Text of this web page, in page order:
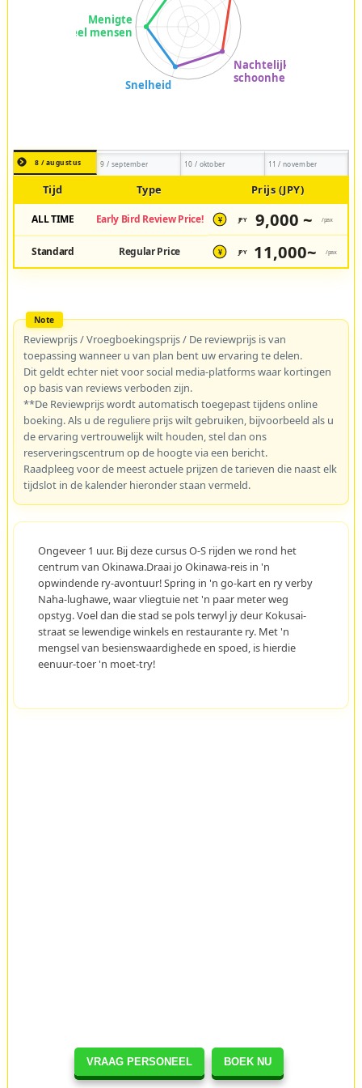
VRAAG PERSONEEL BOEK NU
8 / augustus 9 / september 10 / oktober 11 / november
Tijd Type Prijs (JPY)
ALL TIME Early Bird Review Price! ¥ JPY 9,000 ~ /pax
Standard Regular Price ¥ JPY 11,000~ /pax
Reviewprijs / Vroegboekingsprijs / De reviewprijs is van
toepassing wanneer u van plan bent uw ervaring te delen.
Dit geldt echter niet voor social media-platforms waar kortingen
op basis van reviews verboden zijn.
**De Reviewprijs wordt automatisch toegepast tijdens online
boeking. Als u de reguliere prijs wilt gebruiken, bijvoorbeeld als u
de ervaring vertrouwelijk wilt houden, stel dan ons
reserveringscentrum op de hoogte via een bericht.
Raadpleeg voor de meest actuele prijzen de tarieven die naast elk
tijdslot in de kalender hieronder staan vermeld.
Ongeveer 1 uur. Bij deze cursus O-S rijden we rond het
centrum van Okinawa.Draai jo Okinawa-reis in 'n
opwindende ry-avontuur! Spring in 'n go-kart en ry verby
Naha-lughawe, waar vliegtuie net 'n paar meter weg
opstyg. Voel dan die stad se pols terwyl jy deur Kokusai-
straat se lewendige winkels en restaurante ry. Met 'n
mengsel van besienswaardighede en spoed, is hierdie
eenuur-toer 'n moet-try!